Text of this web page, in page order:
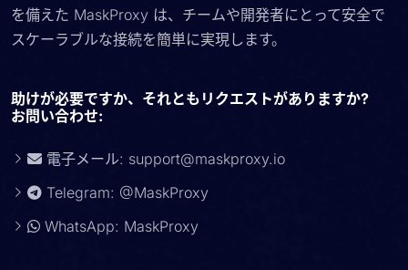
を備えた MaskProxy は、チームや開発者にとって安全で
スケーラブルな接続を簡単に実現します。
助けが必要ですか、それともリクエストがありますか?
お問い合わせ:
電子メール: support@maskproxy.io
Telegram: @MaskProxy
WhatsApp: MaskProxy